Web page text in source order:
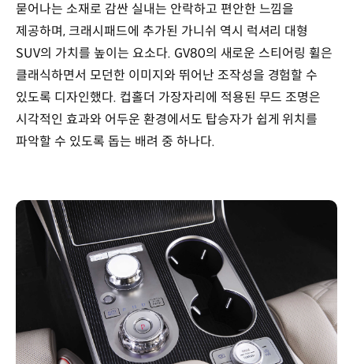
묻어나는 소재로 감싼 실내는 안락하고 편안한 느낌을
제공하며, 크래시패드에 추가된 가니쉬 역시 럭셔리 대형
SUV의 가치를 높이는 요소다. GV80의 새로운 스티어링 휠은
클래식하면서 모던한 이미지와 뛰어난 조작성을 경험할 수
있도록 디자인했다. 컵홀더 가장자리에 적용된 무드 조명은
시각적인 효과와 어두운 환경에서도 탑승자가 쉽게 위치를
파악할 수 있도록 돕는 배려 중 하나다.